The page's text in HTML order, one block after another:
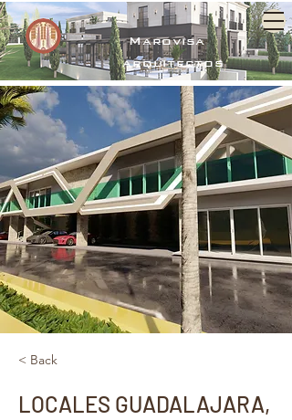
Marovisa
arquitectos
< Back
LOCALES GUADALAJARA,